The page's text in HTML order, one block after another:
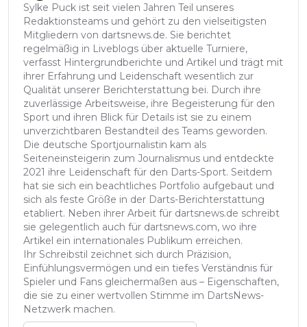
Sylke Puck ist seit vielen Jahren Teil unseres
Redaktionsteams und gehört zu den vielseitigsten
Mitgliedern von dartsnews.de. Sie berichtet
regelmäßig in Liveblogs über aktuelle Turniere,
verfasst Hintergrundberichte und Artikel und trägt mit
ihrer Erfahrung und Leidenschaft wesentlich zur
Qualität unserer Berichterstattung bei. Durch ihre
zuverlässige Arbeitsweise, ihre Begeisterung für den
Sport und ihren Blick für Details ist sie zu einem
unverzichtbaren Bestandteil des Teams geworden.
Die deutsche Sportjournalistin kam als
Seiteneinsteigerin zum Journalismus und entdeckte
2021 ihre Leidenschaft für den Darts-Sport. Seitdem
hat sie sich ein beachtliches Portfolio aufgebaut und
sich als feste Größe in der Darts-Berichterstattung
etabliert. Neben ihrer Arbeit für dartsnews.de schreibt
sie gelegentlich auch für dartsnews.com, wo ihre
Artikel ein internationales Publikum erreichen.
Ihr Schreibstil zeichnet sich durch Präzision,
Einfühlungsvermögen und ein tiefes Verständnis für
Spieler und Fans gleichermaßen aus – Eigenschaften,
die sie zu einer wertvollen Stimme im DartsNews-
Netzwerk machen.